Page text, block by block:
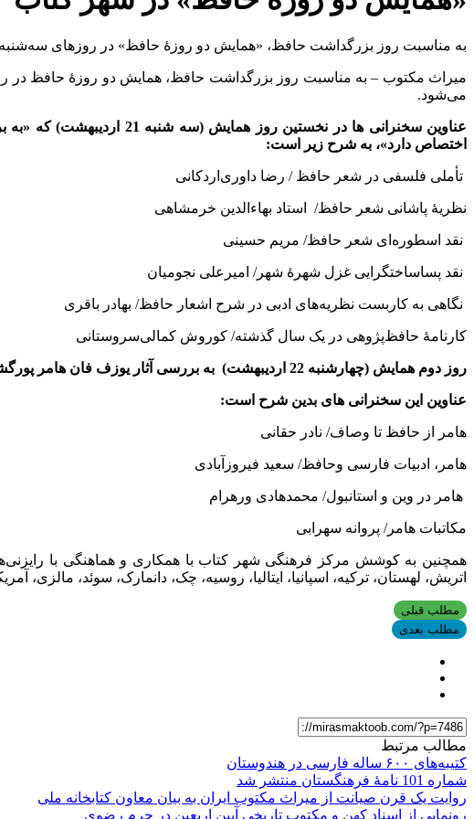
به مناسبت روز بزرگداشت حافظ، «همایش دو روزۀ حافظ» در روزهای سه‌شنبه و چهارشنبه ۲۱ و ۲۲ مهر در مرکز فرهنگی شهر
می‌شود.
عناوین سخنرانی ها در
اختصاص دارد»، به شرح زیر است:
تأملی فلسفی در شعر حافظ / رضا داوری‌‌اردکانی
نظریۀ پاشانی شعر حافظ/ استاد بهاءالدین خرمشاهی
نقد اسطوره‌ای شعر حافظ/ مریم حسینی
نقد پساساختگرایی غزل شهرۀ شهر/ امیرعلی نجومیان
نگاهی به کاربست نظریه‌های ادبی در شرح اشعار حافظ/ بهادر باقری
کارنامۀ حافظ‌پژوهی در یک سال گذشته/ کوروش کمالی‌سروستانی
روز دوم همایش (چهارشنبه 22 اردیبهشت) به بررسی آثار یوزف فان‌ هامر
عناوین این سخنرانی های بدین شرح است:
هامر از حافظ تا وصاف/ نادر حقانی
هامر، ادبیات فارسی وحافظ/ سعید فیروزآبادی
هامر در وین و استانبول/ محمدهادی ورهرام
مکاتبات هامر/ پروانه سهرابی
همچنین به کوشش مرکز فرهنگی شهر کتاب با همکاری و هماهنگی با
اتریش، لهستان، ترکیه، اسپانیا، ایتالیا، روسیه، چک، دانمارک، سوئد، مالزی،
مطلب قبلی
مطلب بعدی
مطالب مرتبط
کتیبه‌های ۶۰۰ ساله فارسی در هندوستان
شماره 101 نامۀ فرهنگستان منتشر شد
روایت یک قرن صیانت از میراث مکتوب ایران به بیان معاون کتابخانه ملی
رونمایی از اسناد کهن و مکتوب تاریخی آیین اربعین در حرم رضوی